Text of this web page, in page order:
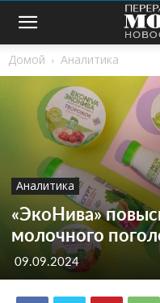
Домой Аналитика
Аналитика
«ЭкоНива»
молочного
09.09.2024